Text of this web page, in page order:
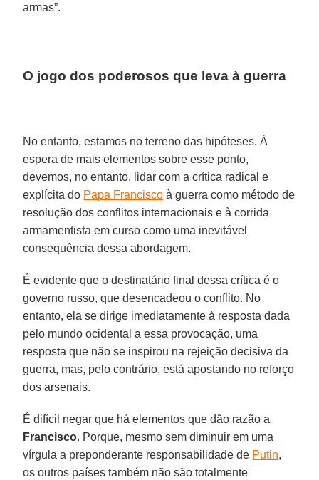
armas”.
O jogo dos poderosos que leva à guerra
No entanto, estamos no terreno das hipóteses. À
espera de mais elementos sobre esse ponto,
devemos, no entanto, lidar com a crítica radical e
explícita do Papa Francisco à guerra como método de
resolução dos conflitos internacionais e à corrida
armamentista em curso como uma inevitável
consequência dessa abordagem.
É evidente que o destinatário final dessa crítica é o
governo russo, que desencadeou o conflito. No
entanto, ela se dirige imediatamente à resposta dada
pelo mundo ocidental a essa provocação, uma
resposta que não se inspirou na rejeição decisiva da
guerra, mas, pelo contrário, está apostando no reforço
dos arsenais.
É difícil negar que há elementos que dão razão a
Francisco. Porque, mesmo sem diminuir em uma
vírgula a preponderante responsabilidade de Putin,
os outros países também não são totalmente